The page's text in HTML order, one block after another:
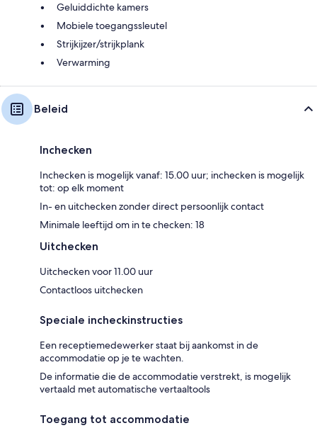
Geluiddichte kamers
Mobiele toegangssleutel
Strijkijzer/strijkplank
Verwarming
Beleid
Inchecken
Inchecken is mogelijk vanaf: 15.00 uur; inchecken is mogelijk
tot: op elk moment
In- en uitchecken zonder direct persoonlijk contact
Minimale leeftijd om in te checken: 18
Uitchecken
Uitchecken voor 11.00 uur
Contactloos uitchecken
Speciale incheckinstructies
Een receptiemedewerker staat bij aankomst in de
accommodatie op je te wachten.
De informatie die de accommodatie verstrekt, is mogelijk
vertaald met automatische vertaaltools
Toegang tot accommodatie